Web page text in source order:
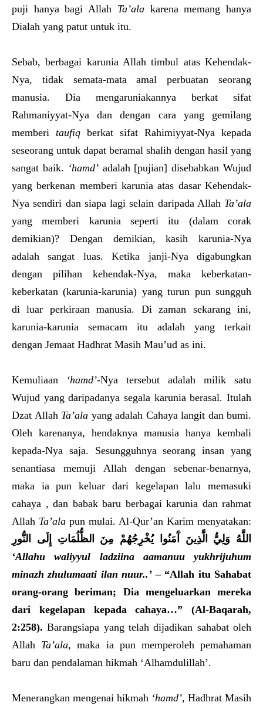
puji hanya bagi Allah Ta’alakarena memang hanya
Dialah yang patut untuk itu.
Sebab, berbagai karunia Allah timbul atas Kehendak-
Nya, tidak semata-mata amal perbuatan seorang
manusia. Dia mengaruniakannya berkat sifat
Rahmaniyyat-Nya dan dengan cara yang gemilang
memberi taufiq berkat sifat Rahimiyyat-Nya kepada
seseorang untuk dapat beramal shalih dengan hasil yang
sangat baik. ‘hamd’adalah [pujian] disebabkan Wujud
yang berkenan memberi karunia atas dasar Kehendak-
Nya sendiri dan siapa lagi selain daripada Allah Ta’ala
yang memberi karunia seperti itu (dalam corak
demikian)? Dengan demikian, kasih karunia-Nya
adalah sangat luas. Ketika janji-Nya digabungkan
dengan pilihan kehendak-Nya, maka keberkatan-
keberkatan (karunia-karunia) yang turun pun sungguh
di luar perkiraan manusia. Di zaman sekarang ini,
karunia-karunia semacam itu adalah yang terkait
dengan Jemaat Hadhrat Masih Mau’ud as ini.
Kemuliaan ‘hamd’-Nya tersebut adalah milik satu
Wujud yang daripadanya segala karunia berasal. Itulah
Dzat Allah Ta’ala yang adalah Cahaya langit dan bumi.
Oleh karenanya, hendaknya manusia hanya kembali
kepada-Nya saja. Sesungguhnya seorang insan yang
senantiasa memuji Allah dengan sebenar-benarnya,
maka ia pun keluar dari kegelapan lalu memasuki
cahaya , dan babak baru berbagai karunia dan rahmat
Allah Ta’ala pun mulai. Al-Qur’an Karim menyatakan:
اللَّهُ وَلِيُّ الَّذِينَ آَمَنُوا يُخْرِجُهُمْ مِنَ الظُّلُمَاتِ إِلَى النُّورِ
‘Allahu waliyyul ladziina aamanuu yukhrijuhum
minazh zhulumaati ilan nuur..’ – “Allah itu Sahabat
orang-orang beriman; Dia mengeluarkan mereka
dari kegelapan kepada cahaya…”
(Al-Baqarah,
2:258).Barangsiapa yang telah dijadikan sahabat oleh
Allah Ta’ala, maka ia pun memperoleh pemahaman
baru dan pendalaman hikmah ‘Alhamdulillah’.
Menerangkan mengenai hikmah ‘hamd’, Hadhrat Masih